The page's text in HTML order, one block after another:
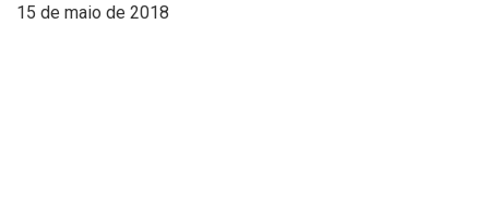
15 de maio de 2018